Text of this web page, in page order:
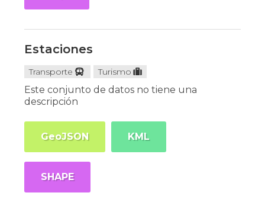
Estaciones
Transporte Turismo
Este conjunto de datos no tiene una
descripción
GeoJSON KML
SHAPE